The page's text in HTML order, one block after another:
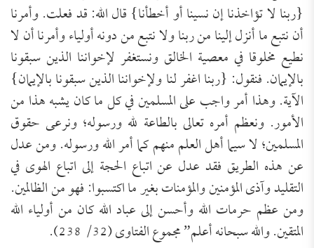
{ربنا لا تؤاخذنا إن نسينا أو أخطأنا} قال الله: قد فعلت. وأمرنا
أن نتبع ما أنزل إلينا من ربنا ولا نتبع من دونه أولياء وأمرنا أن لا
نطيع مخلوقا في معصية الخالق ونستغفر لإخواننا الذين سبقونا
بالإيمان. فنقول: {ربنا اغفر لنا ولإخواننا الذين سبقونا بالإيمان}
الآية. وهذا أمر واجب على المسلمين في كل ما كان يشبه هذا من
الأمور. ونعظم أمره تعالى بالطاعة لله ورسوله؛ ونرعى حقوق
المسلمين؛ لا سيما أهل العلم منهم كما أمر الله ورسوله. ومن عدل
عن هذه الطريق فقد عدل عن اتباع الحجة إلى اتباع الهوى في
التقليد وآذى المؤمنين والمؤمنات بغير ما اكتسبوا: فهو من الظالمين.
ومن عظم حرمات الله وأحسن إلى عباد الله كان من أولياء الله
المتقين. والله سبحانه أعلم” مجموع الفتاوى (32/ 238).